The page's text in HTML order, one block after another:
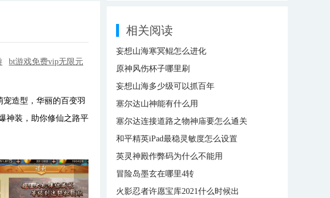
bt游戏免费vip无限元
造型，华丽的百变羽
神装，助你修仙之路平
相关阅读
妄想山海寒冥鲲怎么进化
原神风伤杯子哪里刷
妄想山海多少级可以抓百年
塞尔达山神能有什么用
塞尔达连接道路之物神庙要怎么通关
和平精英iPad最稳灵敏度怎么设置
英灵神殿作弊码为什么不能用
冒险岛墨玄在哪里4转
火影忍者许愿宝库2021什么时候出